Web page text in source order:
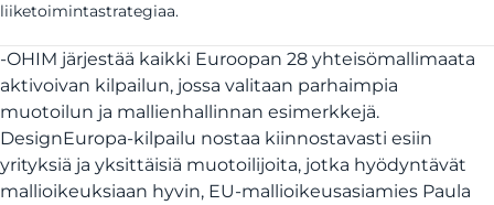
liiketoimintastrategiaa.
-OHIM järjestää kaikki Euroopan 28 yhteisömallimaata
aktivoivan kilpailun, jossa valitaan parhaimpia
muotoilun ja mallienhallinnan esimerkkejä.
DesignEuropa-kilpailu nostaa kiinnostavasti esiin
yrityksiä ja yksittäisiä muotoilijoita, jotka hyödyntävät
mallioikeuksiaan hyvin, EU-mallioikeusasiamies Paula